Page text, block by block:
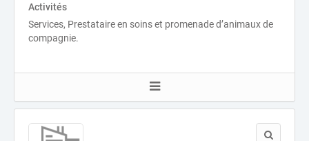
Activités
Services, Prestataire en soins et promenade d’animaux de
compagnie.